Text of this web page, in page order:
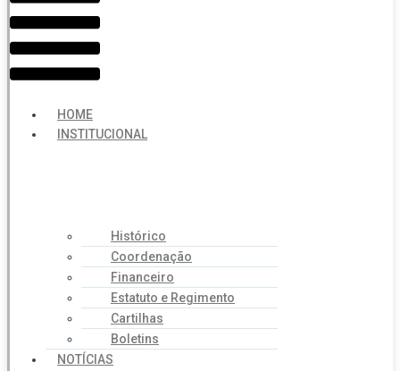
HOME
INSTITUCIONAL
Histórico
Coordenação
Financeiro
Estatuto e Regimento
Cartilhas
Boletins
NOTÍCIAS